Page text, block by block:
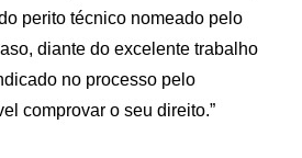
perito técnico nomeado pelo
diante do excelente trabalho
no processo pelo
comprovar o seu direito.”